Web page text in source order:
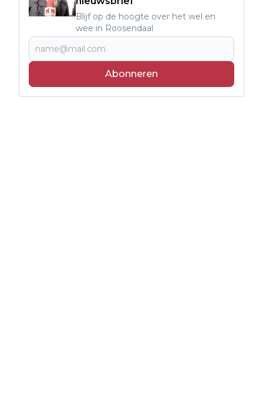
Blijf op de hoogte over het wel en
wee in Roosendaal
Abonneren